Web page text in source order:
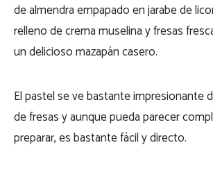
de almendra empapado en jarabe de
relleno de crema muselina y fresas
un delicioso mazapán casero.
El pastel se ve bastante impresionante
de fresas y aunque pueda parecer
preparar, es bastante fácil y directo.